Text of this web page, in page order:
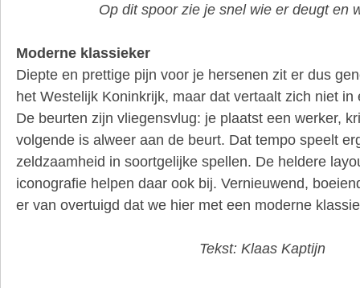
Op dit spoor zie je snel wie er deugt en
Moderne klassieker
Diepte en prettige pijn voor je hersenen zit er dus
het Westelijk Koninkrijk, maar dat vertaalt zich niet in
De beurten zijn vliegensvlug: je plaatst een werker,
volgende is alweer aan de beurt. Dat tempo speelt
zeldzaamheid in soortgelijke spellen. De heldere
iconografie helpen daar ook bij. Vernieuwend,
er van overtuigd dat we hier met een moderne
Tekst: Klaas Kaptijn